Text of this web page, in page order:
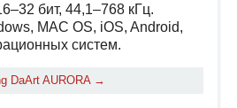
бит, 44,1–768 кГц.
MAC OS, iOS, Android,
систем.
DaArt AURORA →